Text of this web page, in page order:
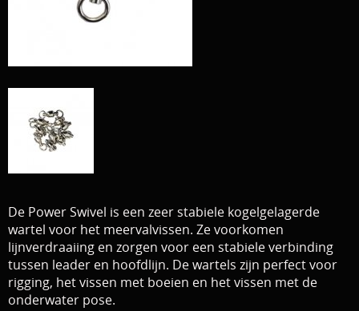
Boten en Belly / alle Benodigdheden
Tassen
Per leverancier
Decoratie
PROMO materiaal
cadeau bon
2e hands 2e kans
Download area
Meerval.shop Pro staff
De Power Swivel is een zeer stabiele kogelgelagerde
wartel voor het meervalvissen. Ze voorkomen
lijnverdraaiing en zorgen voor een stabiele verbinding
tussen leader en hoofdlijn. De wartels zijn perfect voor
rigging, het vissen met boeien en het vissen met de
onderwater pose.